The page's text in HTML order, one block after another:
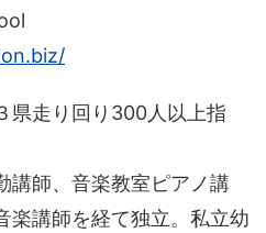
県走り回り300人以上指
講師、音楽教室ピアノ講
楽講師を経て独立。私立幼